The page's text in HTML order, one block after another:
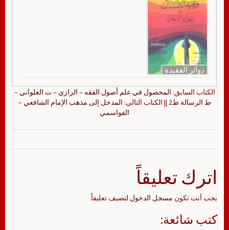
دوائر العقيدة
الكتاب السابق: المحصول في علم أصول الفقه – الرازي – ت العلواني –
ط الرسالة ط2 || الكتاب التالي: المدخل إلى مذهب الإمام الشافعي –
القواسمي
اترك تعليقاً
يجب أنت تكون مسجل الدخول لتضيف تعليقاً.
كتب شائعة: